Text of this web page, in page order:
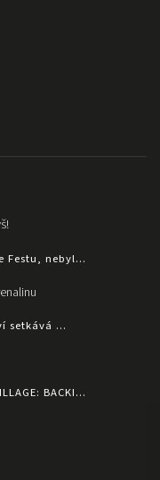
Festu, nebyl...
setkává ...
BACKI...